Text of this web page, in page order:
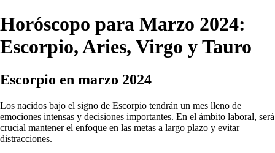
Horóscopo para Marzo 2024:
Escorpio, Aries, Virgo y Tauro
Escorpio en marzo 2024
Los nacidos bajo el signo de Escorpio tendrán un mes lleno de
emociones intensas y decisiones importantes. En el ámbito laboral, será
crucial mantener el enfoque en las metas a largo plazo y evitar
distracciones.